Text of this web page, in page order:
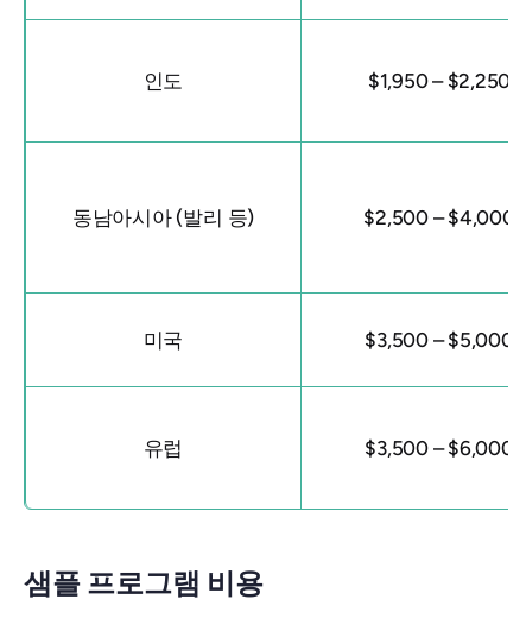
인도 $1,950 – $2,250
동남아시아 (발리 등) $2,500 – $4,000
미국 $3,500 – $5,000
유럽 $3,500 – $6,000
샘플 프로그램 비용